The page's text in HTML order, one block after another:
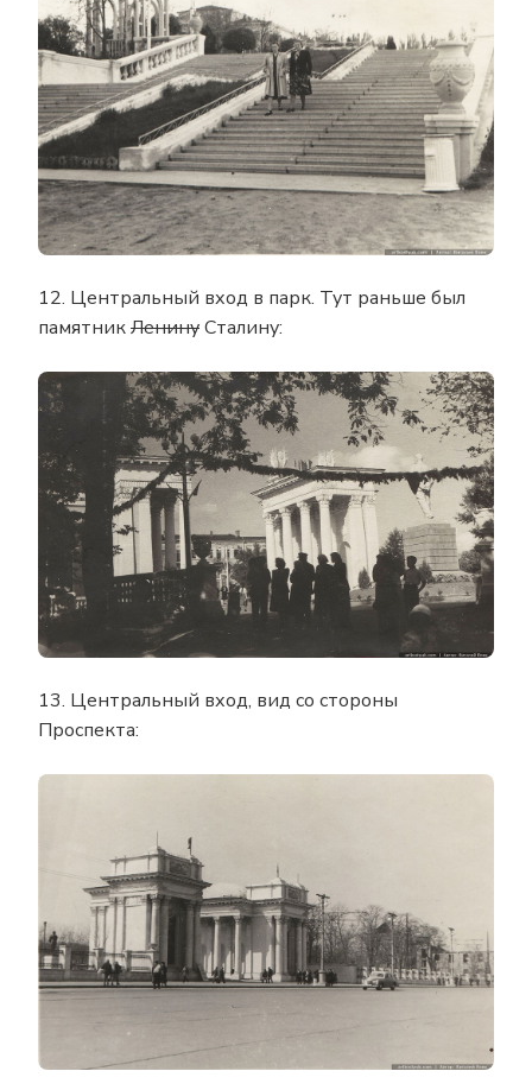
12. Центральный вход в парк. Тут раньше был
памятникЛенинуСталину:
13. Центральный вход, вид со стороны
Проспекта: